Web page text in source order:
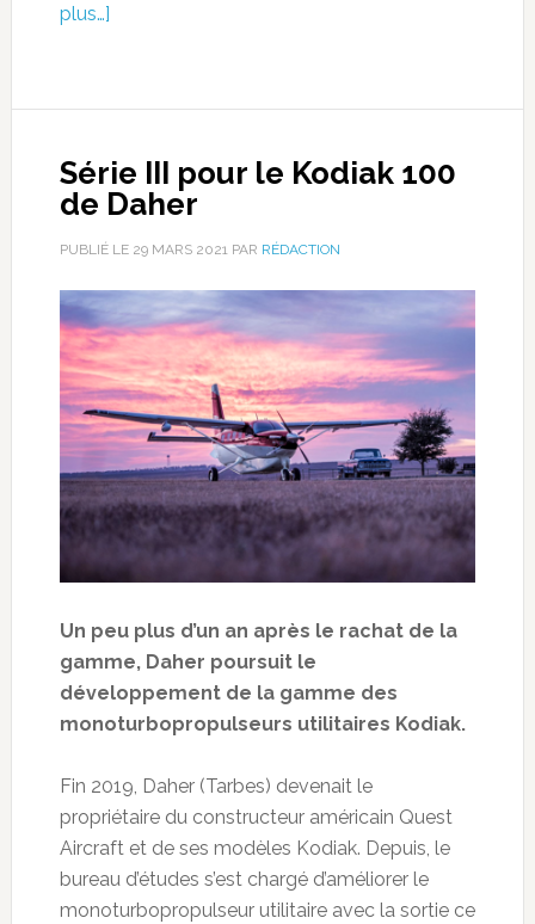
plus…]
Série III pour le Kodiak 100
de Daher
PUBLIÉ LE 29 MARS 2021 PAR RÉDACTION
Un peu plus d’un an après le rachat de la
gamme, Daher poursuit le
développement de la gamme des
monoturbopropulseurs utilitaires Kodiak.
Fin 2019, Daher (Tarbes) devenait le
propriétaire du constructeur américain Quest
Aircraft et de ses modèles Kodiak. Depuis, le
bureau d’études s’est chargé d’améliorer le
monoturbopropulseur utilitaire avec la sortie ce